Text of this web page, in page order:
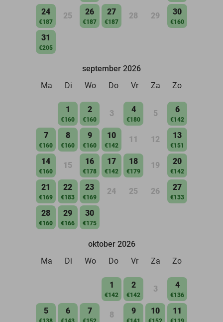
24
€187
25 26
€187
27
€187
28 29 30
€160
31
€205
september 2026
Ma
Di Wo Do Vr Za Zo
1
€160
2
€160
3 4
€180
5 6
€142
7
€160
8
€160
9
€160
10
€142
11 12 13
€151
14
€160
15 16
€178
17
€142
18
€179
19 20
€142
21
€169
22
€183
23
€169
24 25 26 27
€133
28
€160
29
€166
30
€175
oktober 2026
Ma
Di Wo Do Vr Za Zo
1
€142
2
€142
3 4
€136
5 6 7 8 9 10 11